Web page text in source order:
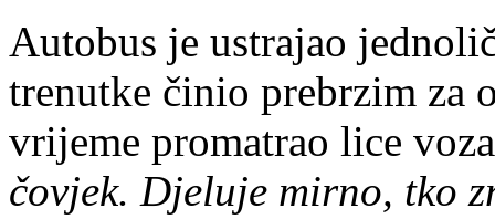
Autobus je ustrajao
trenutke činio prebrzim za
vrijeme promatrao lice
čovjek. Djeluje mirno, tko